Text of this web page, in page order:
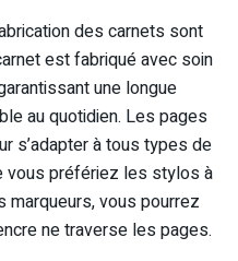
des carnets sont
est fabriqué avec soin
une longue
au quotidien. Les pages
s’adapter à tous types de
vous préfériez les stylos à
vous pourrez
ne traverse les pages.